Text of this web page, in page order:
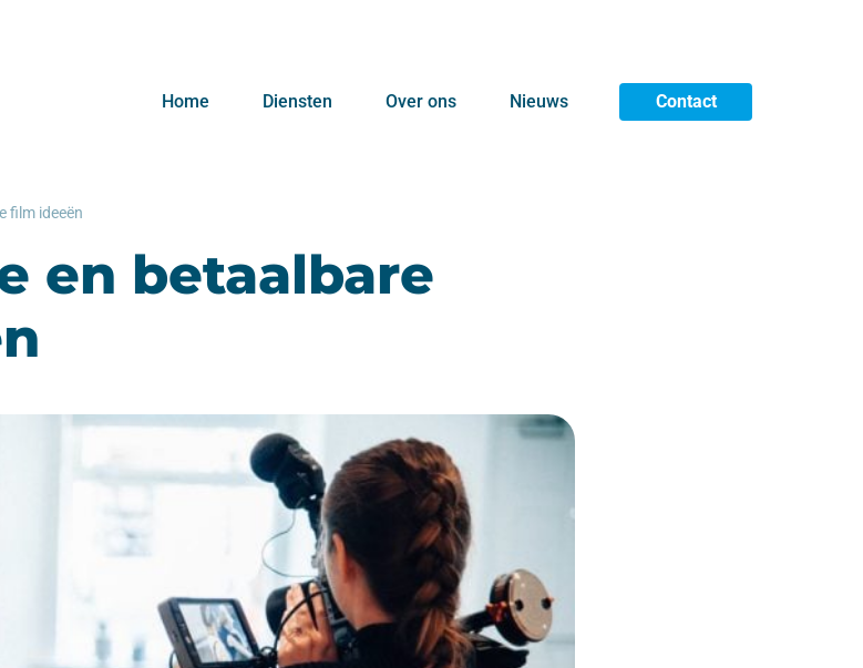
Home Diensten Over ons Nieuws Contact
film ideeën
en betaalbare